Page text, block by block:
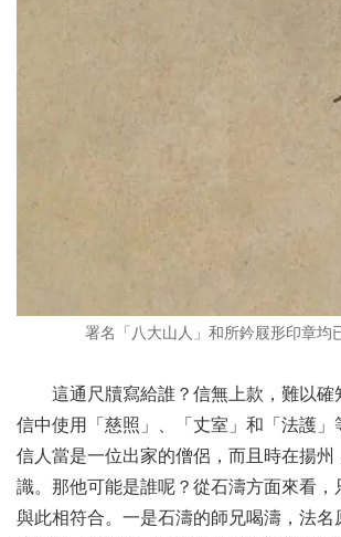
署名「八大山人」和所鈐屐形印章均
這通尺牘寫給誰？信無上款，難以確
信中使用「慈照」、「丈室」和「法護
信人當是一位出家的僧侶，而且時在揚
識。那他可能是誰呢？從石濤方面來看
與此相符合。一是石濤的師兄喝濤，法